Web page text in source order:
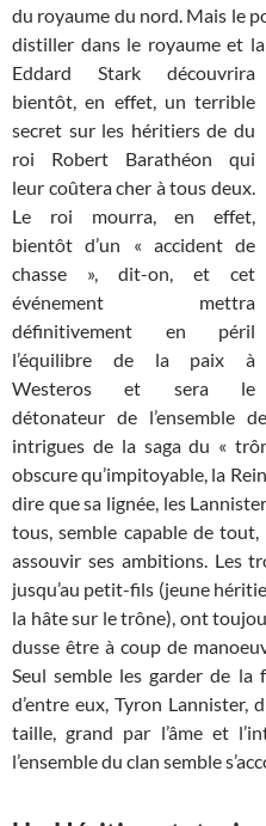
du royaume du nord. Mais le
distiller dans le royaume et
Eddard Stark découvrira
bientôt, en effet, un terrible
secret sur les héritiers de du
roi Robert Barathéon qui
leur coûtera cher à tous deux.
Le roi mourra, en effet,
bientôt d’un « accident de
chasse », dit-on, et cet
événement mettra
définitivement en péril
l’équilibre de la paix à
Westeros et sera le
détonateur de l’ensemble
intrigues de la saga du «
obscure qu’impitoyable, la
dire que sa lignée, les
tous, semble capable de
assouvir ses ambitions. Les
jusqu’au petit-fils (jeune
la hâte sur le trône), ont
dusse être à coup de
Seul semble les garder de
d’entre eux, Tyron
taille, grand par l’âme et
l’ensemble du clan semble